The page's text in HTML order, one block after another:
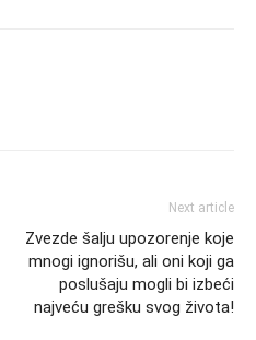
Next article
Zvezde šalju upozorenje koje
mnogi ignorišu, ali oni koji ga
poslušaju mogli bi izbeći
najveću grešku svog života!